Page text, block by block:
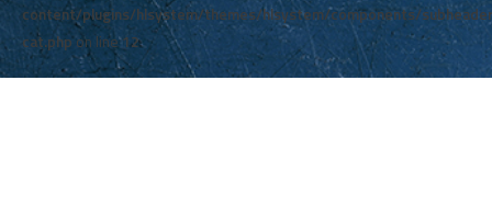
content/plugins/hlsystem/themes/hlsystem/components/
cat.phpon line12